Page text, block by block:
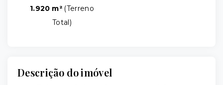
1.920 m² (Terreno
Total)
Descrição do imóvel